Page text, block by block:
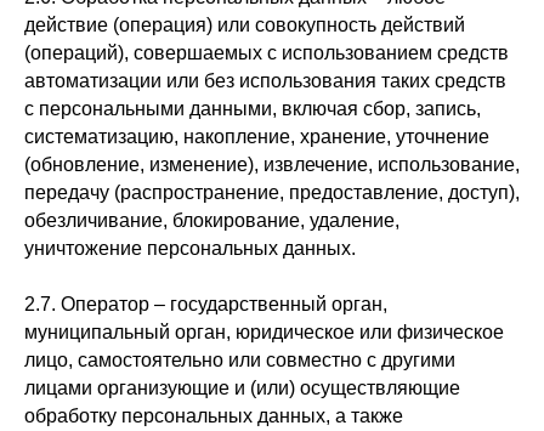
действие (операция) или совокупность действий
(операций), совершаемых с использованием средств
автоматизации или без использования таких средств
с персональными данными, включая сбор, запись,
систематизацию, накопление, хранение, уточнение
(обновление, изменение), извлечение, использование,
передачу (распространение, предоставление, доступ),
обезличивание, блокирование, удаление,
уничтожение персональных данных.
2.7. Оператор – государственный орган,
муниципальный орган, юридическое или физическое
лицо, самостоятельно или совместно с другими
лицами организующие и (или) осуществляющие
обработку персональных данных, а также